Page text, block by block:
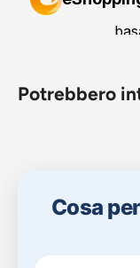
Potrebbero
Cosa